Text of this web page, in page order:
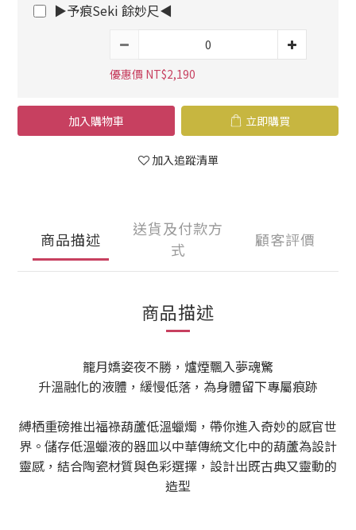
▶予痕Seki 餘妙尺◀
優惠價 NT$2,190
加入購物車 立即購買
加入追蹤清單
商品描述
送貨及付款方
式
顧客評價
商品描述
籠月嬌姿夜不勝，爐煙飄入夢魂驚
升溫融化的液體，緩慢低落，為身體留下專屬痕跡
縛栖重磅推出福祿葫蘆低溫蠟燭，帶你進入奇妙的感官世
界。儲存低溫蠟液的器皿以中華傳統文化中的葫蘆為設計
靈感，結合陶瓷材質與色彩選擇，設計出既古典又靈動的
造型